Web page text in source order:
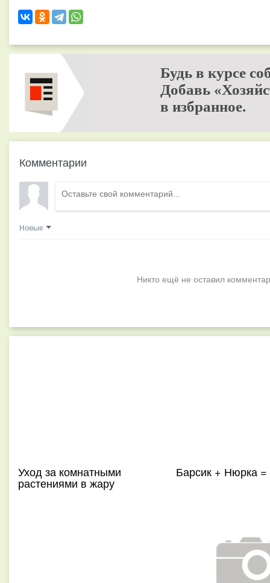
Будь в курсе
Добавь
в избранное.
Комментарии
Новые
Никто ещё не оставил
Уход за комнатными
растениями в жару
Барсик + Нюрка